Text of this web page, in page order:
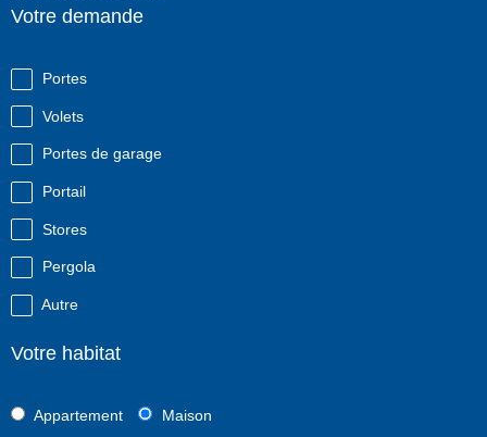
Votre demande
Portes
Volets
Portes de garage
Portail
Stores
Pergola
Autre
Votre habitat
Appartement Maison